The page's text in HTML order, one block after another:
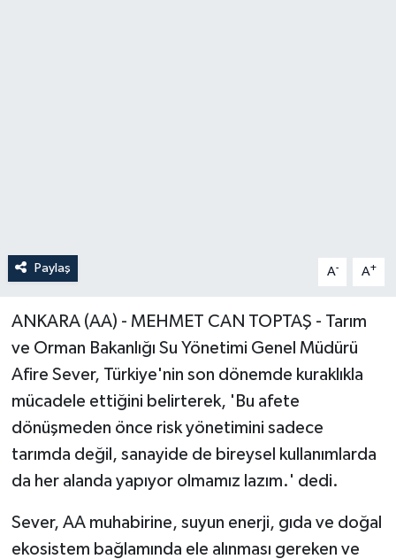
Paylaş A- A+
ANKARA (AA) - MEHMET CAN TOPTAŞ - Tarım
ve Orman Bakanlığı Su Yönetimi Genel Müdürü
Afire Sever, Türkiye'nin son dönemde kuraklıkla
mücadele ettiğini belirterek, 'Bu afete
dönüşmeden önce risk yönetimini sadece
tarımda değil, sanayide de bireysel kullanımlarda
da her alanda yapıyor olmamız lazım.' dedi.
Sever, AA muhabirine, suyun enerji, gıda ve doğal
ekosistem bağlamında ele alınması gereken ve